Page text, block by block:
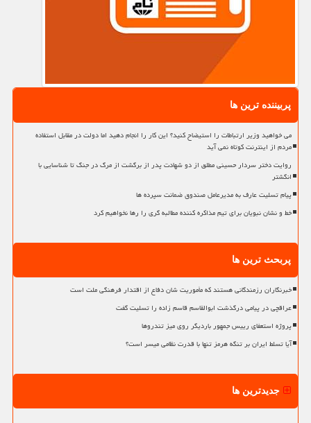
پربیننده ترین ها
می خواهید وزیر ارتباطات را استیضاح کنید؟ این کار را انجام دهید اما دولت در مقابل استفاده
مردم از اینترنت کوتاه نمی آید
روایت دختر سردار حسینی مطلق از دو شهادت پدر از برگشت از مرگ در جنگ تا شناسایی با
انگشتر
پیام تسلیت عارف به مدیرعامل صندوق ضمانت سپرده ها
خط و نشان نبویان برای تیم مذاکره کننده مطالبه گری را رها نخواهیم کرد
پربحث ترین ها
خبرنگاران رزمندگانی هستند که مأموریت شان دفاع از اقتدار فرهنگی ملت است
عراقچی در پیامی درگذشت ابوالقاسم قاسم زاده را تسلیت گفت
پروژه استعفای رییس جمهور باردیگر روی میز تندروها
آیا تسلط ایران بر تنگه هرمز تنها با قدرت نظامی میسر است؟
جدیدترین ها